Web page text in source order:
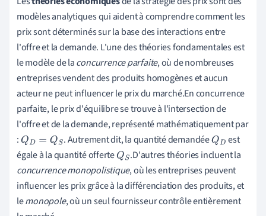
modèles analytiques qui aident à comprendre comment les
prix sont déterminés sur la base des interactions entre
l'offre et la demande. L'une des théories fondamentales est
le modèle de laconcurrence parfaite, où de nombreuses
entreprises vendent des produits homogènes et aucun
acteur ne peut influencer le prix du marché.En concurrence
parfaite, le prix d'équilibre se trouve à l'intersection de
l'offre et de la demande, représenté mathématiquement par
:QD= QS . Autrement dit, la quantité demandéeQD est
égale à la quantité offerteQS .D'autres théories incluent la
concurrence monopolistique, où les entreprises peuvent
influencer les prix grâce à la différenciation des produits, et
lemonopole, où un seul fournisseur contrôle entièrement